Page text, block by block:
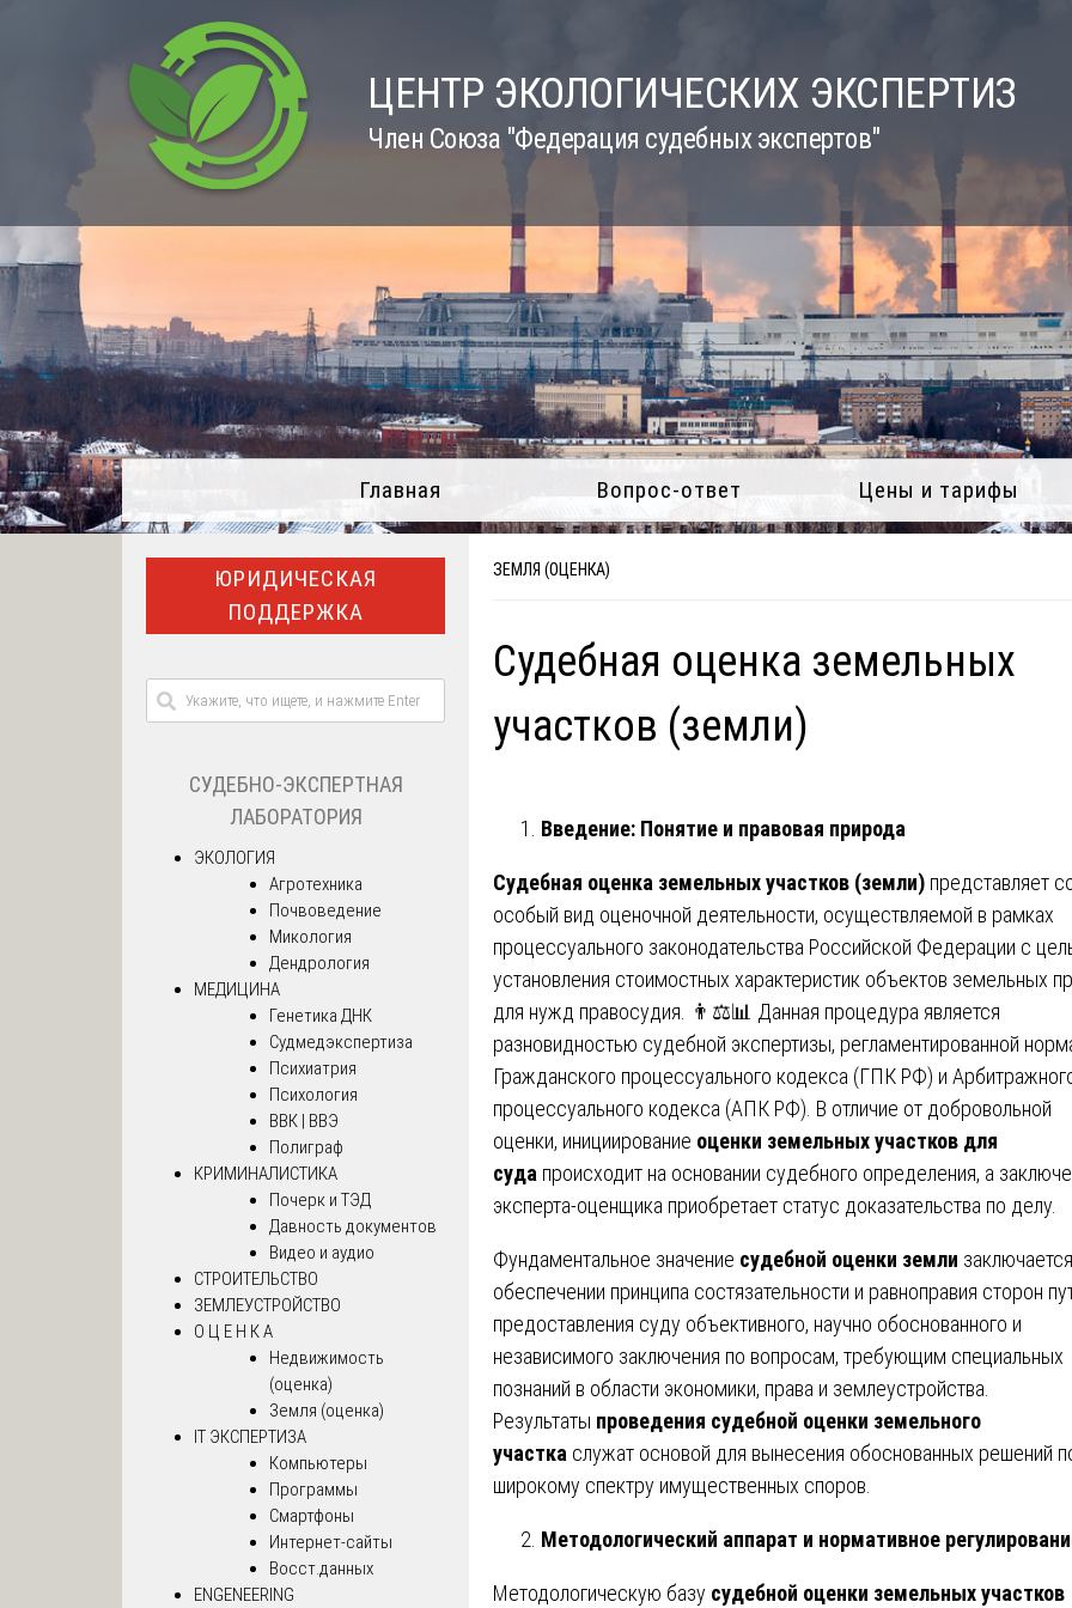
ЦЕНТР ЭКОЛОГИЧЕСКИХ ЭКСПЕРТИЗ
Член Союза "Федерация судебных экспертов"
Главная Вопрос-ответ Цены и тарифы
ЗЕМЛЯ (ОЦЕНКА)
Судебная оценка земельных
участков (земли)
Введение: Понятие и правовая природа
Судебная оценка земельных участков (земли) представляет
особый вид оценочной деятельности, осуществляемой в рамках
процессуального законодательства Российской Федерации с
установления стоимостных характеристик объектов земельных
для нужд правосудия. 👨⚖️📊 Данная процедура является
разновидностью судебной экспертизы, регламентированной
Гражданского процессуального кодекса (ГПК РФ) и
процессуального кодекса (АПК РФ). В отличие от добровольной
оценки, инициирование оценки земельных участков для
суда происходит на основании судебного определения, а
эксперта-оценщика приобретает статус доказательства по делу.
Фундаментальное значение судебной оценки земли
обеспечении принципа состязательности и равноправия сторон
предоставления суду объективного, научно обоснованного и
независимого заключения по вопросам, требующим специальных
познаний в области экономики, права и землеустройства.
Результаты проведения судебной оценки земельного
участка служат основой для вынесения обоснованных решений
широкому спектру имущественных споров.
Методологический аппарат и нормативное
Методологическую базу судебной оценки земельных участков
ЮРИДИЧЕСКАЯ
ПОДДЕРЖКА
СУДЕБНО-ЭКСПЕРТНАЯ
ЛАБОРАТОРИЯ
ЭКОЛОГИЯ
Агротехника
Почвоведение
Микология
Дендрология
МЕДИЦИНА
Генетика ДНК
Судмедэкспертиза
Психиатрия
Психология
ВВК | ВВЭ
Полиграф
КРИМИНАЛИСТИКА
Почерк и ТЭД
Давность документов
Видео и аудио
СТРОИТЕЛЬСТВО
ЗЕМЛЕУСТРОЙСТВО
О Ц Е Н К А
Недвижимость
(оценка)
Земля (оценка)
IT ЭКСПЕРТИЗА
Компьютеры
Программы
Смартфоны
Интернет-сайты
Восст.данных
ENGENEERING